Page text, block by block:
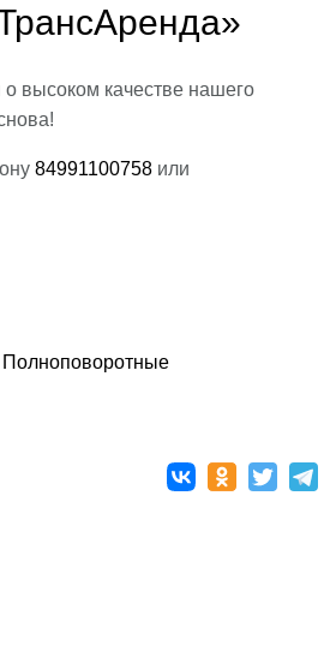
высоком качестве нашего
84991100758 или
Полноповоротные